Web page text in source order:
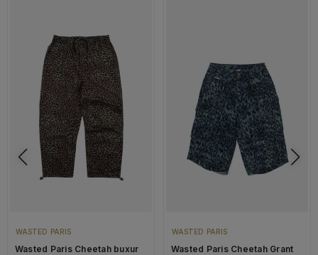
WASTED PARIS
Wasted Paris Cheetah buxur
WASTED PARIS
Wasted Paris Cheetah Grant